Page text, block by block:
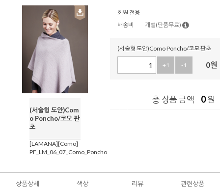
(서술형 도안)Com
o Poncho/코모 판
초
[LAMANA][Como]
PF_LM_06_07_Como_Poncho
회원 전용
배송비
개별(단품무료)
(서술형 도안)Como Poncho/코모 판초
+1 -1 0원
총 상품 금액 0원
상품상세 색상 리뷰 관련상품